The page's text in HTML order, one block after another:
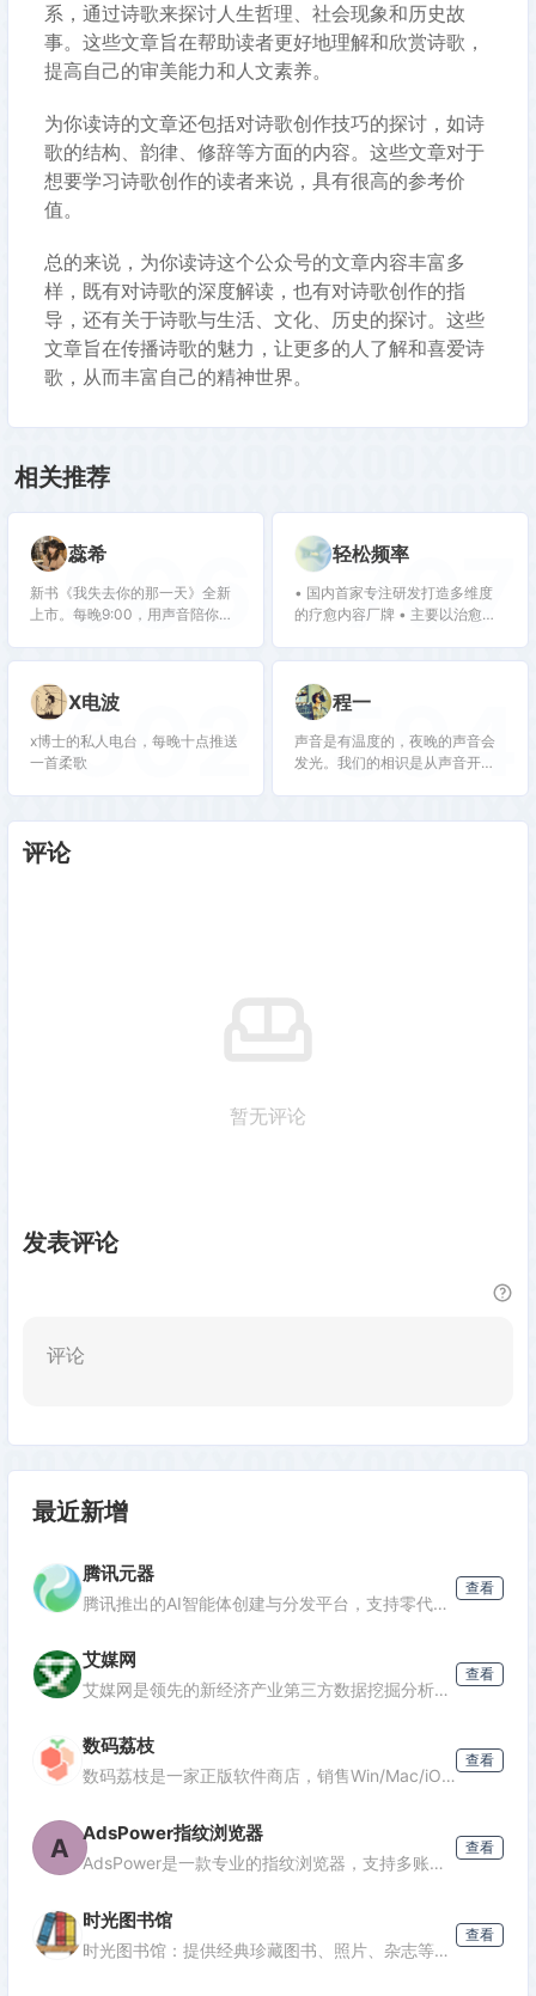
系，通过诗歌来探讨人生哲理、社会现象和历史故
事。这些文章旨在帮助读者更好地理解和欣赏诗歌，
提高自己的审美能力和人文素养。
为你读诗的文章还包括对诗歌创作技巧的探讨，如诗
歌的结构、韵律、修辞等方面的内容。这些文章对于
想要学习诗歌创作的读者来说，具有很高的参考价
值。
总的来说，为你读诗这个公众号的文章内容丰富多
样，既有对诗歌的深度解读，也有对诗歌创作的指
导，还有关于诗歌与生活、文化、历史的探讨。这些
文章旨在传播诗歌的魅力，让更多的人了解和喜爱诗
歌，从而丰富自己的精神世界。
相关推荐
蕊希
新书《我失去你的那一天》全新
上市。每晚9:00，用声音陪你入
长。（微博：蕊希Erin 小红书：
906 轻松频率
• 国内首家专注研发打造多维度
的疗愈内容厂牌 • 主要以治愈、
声、自然、氛围为主题打造疗愈
验、疗愈活动及产品，多角度解
决失眠、焦虑等问题，达成深度
放松和积极情绪恢复
707
X电波
x博士的私人电台，每晚十点推送
一首柔歌602 程一
声音是有温度的，夜晚的声音会
发光。我们的相识是从声音开
温暖你。新浪微博：DJ程一
594
评论
暂无评论
发表评论
评论
最近新增
腾讯元器
腾讯推出的AI智能体创建与分发平台，支持零代码开发专属AI聊天机器人，深度集成腾讯生态能力，可分发至微信等渠道。
查看
艾媒网
艾媒网是领先的新经济产业第三方数据挖掘分析机构，提供行业报告、消费洞察和商业趋势数据，覆盖AI、电商、汽车等多个领域。
查看
数码荔枝
数码荔枝是一家正版软件商店，销售Win/Mac/iOS/Android平台的影音、办公、设计等软件，并提供使用教程和会员优惠。
查看
A AdsPower指纹浏览器
AdsPower是一款专业的指纹浏览器，支持多账号防关联管理，适用于跨境电商、广告投放、社媒营销等场景，提供独立浏览器环境，降低封号风险。
查看
时光图书馆
时光图书馆：提供经典珍藏图书、照片、杂志等文化资源的数字平台。
查看